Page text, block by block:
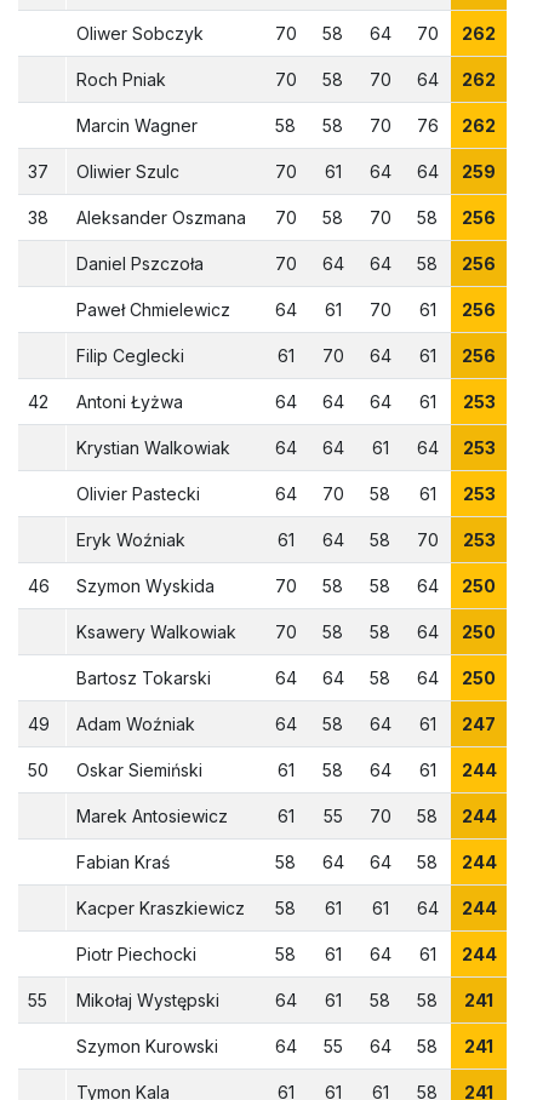
Oliwer Sobczyk 70 58 64 70 262
Roch Pniak 70 58 70 64 262
Marcin Wagner 58 58 70 76 262
37 Oliwier Szulc 70 61 64 64 259
38 Aleksander Oszmana 70 58 70 58 256
Daniel Pszczoła 70 64 64 58 256
Paweł Chmielewicz 64 61 70 61 256
Filip Ceglecki 61 70 64 61 256
42 Antoni Łyżwa 64 64 64 61 253
Krystian Walkowiak 64 64 61 64 253
Olivier Pastecki 64 70 58 61 253
Eryk Woźniak 61 64 58 70 253
46 Szymon Wyskida 70 58 58 64 250
Ksawery Walkowiak 70 58 58 64 250
Bartosz Tokarski 64 64 58 64 250
49 Adam Woźniak 64 58 64 61 247
50 Oskar Siemiński 61 58 64 61 244
Marek Antosiewicz 61 55 70 58 244
Fabian Kraś 58 64 64 58 244
Kacper Kraszkiewicz 58 61 61 64 244
Piotr Piechocki 58 61 64 61 244
55 Mikołaj Występski 64 61 58 58 241
Szymon Kurowski 64 55 64 58 241
Tymon Kala 61 61 61 58 241